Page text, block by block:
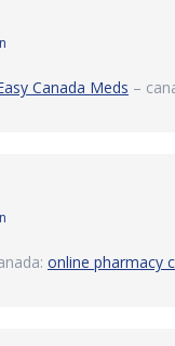
Canada Meds –
online pharmacy